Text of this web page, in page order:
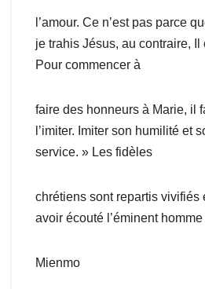
l’amour. Ce n’est pas parce
je trahis Jésus, au contraire, Il
Pour commencer à
faire des honneurs à Marie, il
l’imiter. Imiter son humilité et
service. » Les fidèles
chrétiens sont repartis vivifiés
avoir écouté l’éminent
Mienmo